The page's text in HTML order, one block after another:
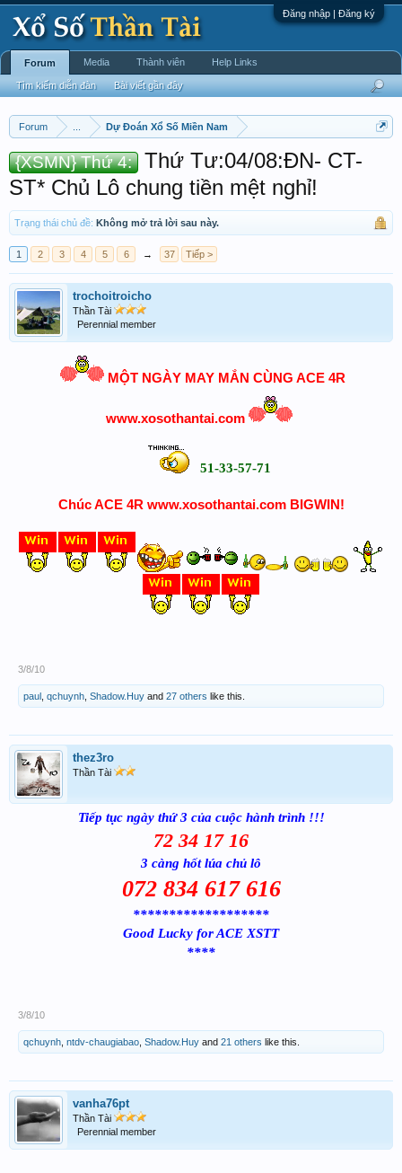
Đăng nhập | Đăng ký
Forum Dự Đoán Xổ Số Miền Nam
{XSMN} Thứ 4:
Thứ Tư:04/08:ĐN- CT-
ST* Chủ Lô chung tiền mệt nghỉ!
Trạng thái chủ đề: Không mở trả lời sau này.
1 2 3 4 5 6 → 37 Tiếp >
trochoitroicho
Thần Tài
Perennial member
MỘT NGÀY MAY MẮN CÙNG ACE 4R
www.xosothantai.com
51-33-57-71
Chúc ACE 4R www.xosothantai.com BIGWIN!
3/8/10
paul qchuynh Shadow.Huy and 27 others like this.
thez3ro
Thần Tài
Tiếp tục ngày thứ 3 của cuộc hành trình !!!
72 34 17 16
3 càng hốt lúa chủ lô
072 834 617 616
*******************
Good Lucky for ACE XSTT
****
3/8/10
qchuynh ntdv-chaugiabao Shadow.Huy and 21 others like this.
vanha76pt
Thần Tài
Perennial member
Forum
Tìm kiếm diễn đàn Bài viết gần đây
Media Thành viên Help Links